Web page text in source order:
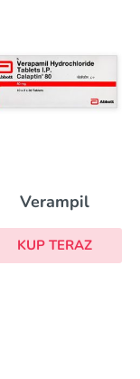
Telmisartan
KUP TERAZ